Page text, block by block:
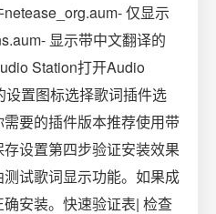
仅显示
显示带中文翻译的
Station打开Audio
置图标选择歌词插件选
要的插件版本推荐使用带
设置第四步验证安装效果
试歌词显示功能。如果成
安装。快速验证表| 检查